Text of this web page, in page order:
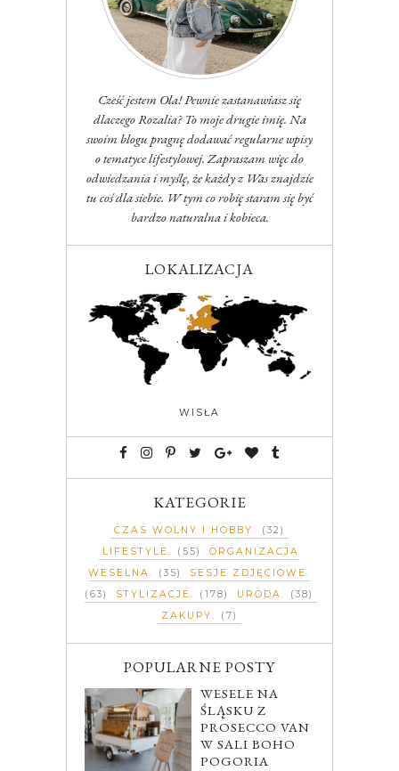
Cześć jestem Ola! Pewnie zastanawiasz się
dlaczego Rozalia? To moje drugie imię. Na
swoim blogu pragnę dodawać regularne wpisy
o tematyce lifestylowej. Zapraszam więc do
odwiedzania i myślę, że każdy z Was znajdzie
tu coś dla siebie. W tym co robię staram się być
bardzo naturalna i kobieca.
LOKALIZACJA
WISŁA
KATEGORIE
CZAS WOLNY I HOBBY
(32)
LIFESTYLE
(55)
ORGANIZACJA
WESELNA
(35)
SESJE ZDJĘCIOWE
(63)
STYLIZACJE (178) URODA
(38)
ZAKUPY
(7)
POPULARNE POSTY
WESELE NA
ŚLĄSKU Z
PROSECCO VAN
W SALI BOHO
POGORIA